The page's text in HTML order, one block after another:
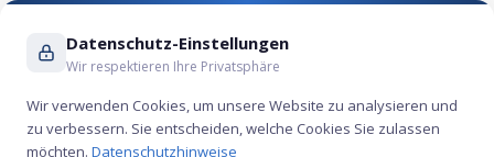
Suche ...
BitGo IPO: Krypto-Custody-Gigant strebt an
Datenschutz-Einstellungen
Wir respektieren Ihre Privatsphäre
Wir verwenden Cookies, um unsere Website zu analysieren und
zu verbessern. Sie entscheiden, welche Cookies Sie zulassen
möchten. Datenschutzhinweise